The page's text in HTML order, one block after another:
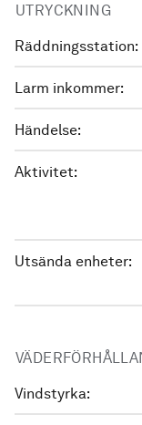
UTRYCKNING
Räddningsstation:
Larm inkommer:
Händelse:
Aktivitet:
Utsända enheter:
Vindstyrka: